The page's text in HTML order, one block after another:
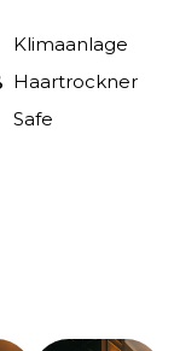
Klimaanlage
Haartrockner
Safe